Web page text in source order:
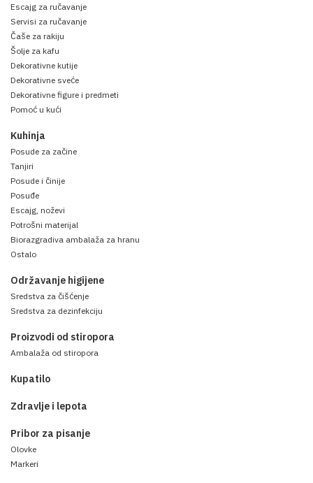
Escajg za ručavanje
Servisi za ručavanje
Čaše za rakiju
Šolje za kafu
Dekorativne kutije
Dekorativne sveće
Dekorativne figure i predmeti
Pomoć u kući
Kuhinja
Posude za začine
Tanjiri
Posude i činije
Posuđe
Escajg, noževi
Potrošni materijal
Biorazgradiva ambalaža za hranu
Ostalo
Održavanje higijene
Sredstva za čišćenje
Sredstva za dezinfekciju
Proizvodi od stiropora
Ambalaža od stiropora
Kupatilo
Zdravlje i lepota
Pribor za pisanje
Olovke
Markeri